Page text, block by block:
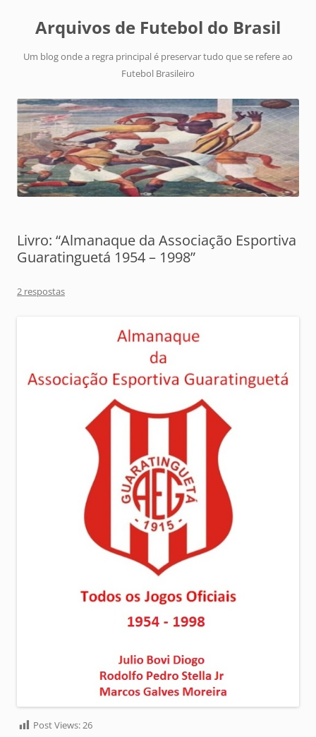
Arquivos de Futebol do Brasil
Um blog onde a regra principal é preservar tudo que se refere ao
Futebol Brasileiro
Livro: “Almanaque da Associação Esportiva
Guaratinguetá 1954 – 1998”
2 respostas
Post Views:26